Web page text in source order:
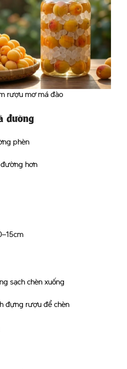
rượu mơ má đào
đường
phèn
đường hơn
sạch chèn xuống
đựng rượu để chèn